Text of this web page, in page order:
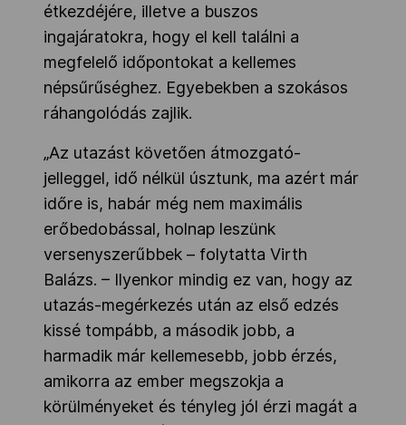
étkezdéjére, illetve a buszos
ingajáratokra, hogy el kell találni a
megfelelő időpontokat a kellemes
népsűrűséghez. Egyebekben a szokásos
ráhangolódás zajlik.
„Az utazást követően átmozgató-
jelleggel, idő nélkül úsztunk, ma azért már
időre is, habár még nem maximális
erőbedobással, holnap leszünk
versenyszerűbbek – folytatta Virth
Balázs. – Ilyenkor mindig ez van, hogy az
utazás-megérkezés után az első edzés
kissé tompább, a második jobb, a
harmadik már kellemesebb, jobb érzés,
amikorra az ember megszokja a
körülményeket és tényleg jól érzi magát a